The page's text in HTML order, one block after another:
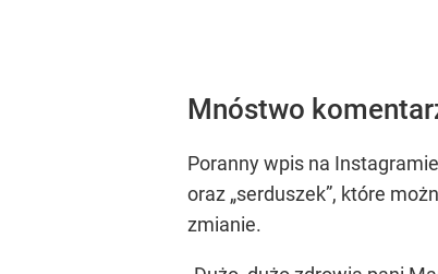
Mnóstwo
Poranny wpis na
oraz „serduszek”, które
zmianie.